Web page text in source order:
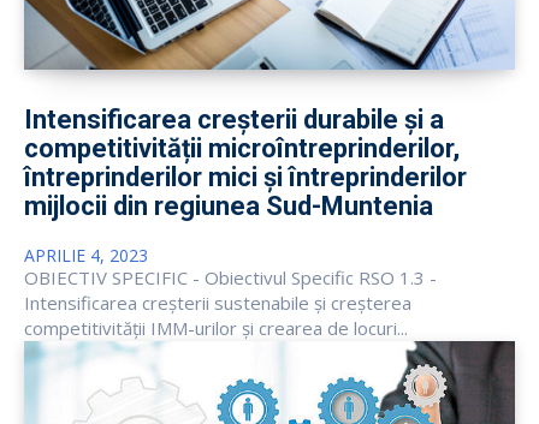
Intensificarea creșterii durabile și a
competitivității microîntreprinderilor,
întreprinderilor mici și întreprinderilor
mijlocii din regiunea Sud-Muntenia
APRILIE 4, 2023
OBIECTIV SPECIFIC - Obiectivul Specific RSO 1.3 -
Intensificarea creșterii sustenabile și creșterea
competitivității IMM-urilor și crearea de locuri...